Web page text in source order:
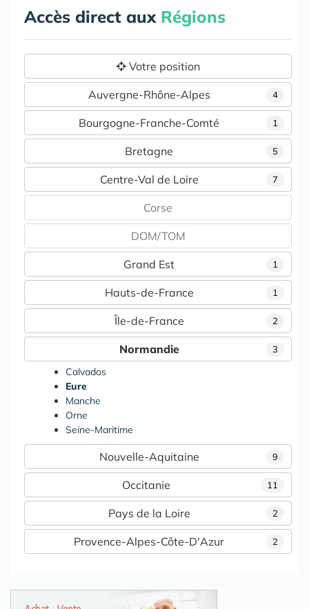
Accès direct aux Régions
Votre position
4
Auvergne-Rhône-Alpes
1
Bourgogne-Franche-Comté
5
Bretagne
7
Centre-Val de Loire
Corse
DOM/TOM
1
Grand Est
1
Hauts-de-France
2
Île-de-France
3
Normandie
Calvados
Eure
Manche
Orne
Seine-Maritime
9
Nouvelle-Aquitaine
11
Occitanie
2
Pays de la Loire
2
Provence-Alpes-Côte-D'Azur